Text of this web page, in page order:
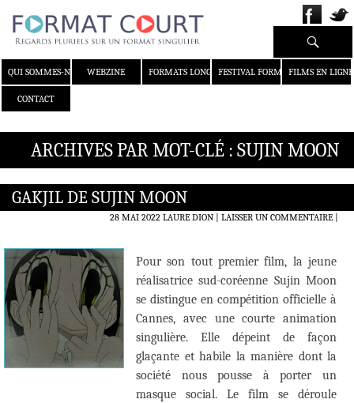
QUI SOMMES-NOUS ?WEBZINE FORMATS LONGS FESTIVAL FORMAT COURT
FILMS EN LIGNE
CONTACT
Recherche
ARCHIVES PAR MOT-CLÉ : SUJIN MOON
GAKJIL DE SUJIN MOON
28 MAI 2022 LAURE DION LAISSER UN COMMENTAIRE|
Pour son tout premier film, la jeune
réalisatrice sud-coréenne Sujin Moon
se distingue en compétition officielle à
Cannes, avec une courte animation
singulière. Elle dépeint de façon
glaçante et habile la manière dont la
société nous pousse à porter un
masque social. Le film se déroule